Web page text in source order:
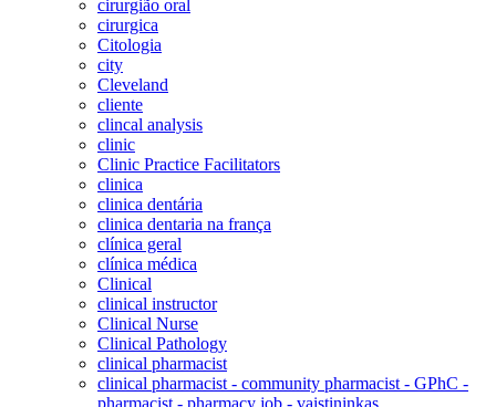
cirurgião oral
cirurgica
Citologia
city
Cleveland
cliente
clincal analysis
clinic
Clinic Practice Facilitators
clinica
clinica dentária
clinica dentaria na frança
clínica geral
clínica médica
Clinical
clinical instructor
Clinical Nurse
Clinical Pathology
clinical pharmacist
clinical pharmacist - community pharmacist - GPhC -
pharmacist - pharmacy job - vaistininkas